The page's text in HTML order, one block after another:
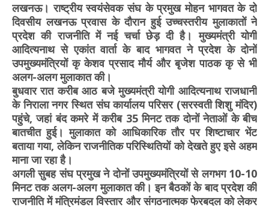
लखनऊ। राष्ट्रीय स्वयंसेवक संघ के प्रमुख मोहन भागवत के दो
दिवसीय लखनऊ प्रवास के दौरान हुई उच्चस्तरीय मुलाकातों ने
प्रदेश की राजनीति में नई चर्चा छेड़ दी है। मुख्यमंत्री योगी
आदित्यनाथ से एकांत वार्ता के बाद भागवत ने प्रदेश के दोनों
उपमुख्यमंत्रियों कृ केशव प्रसाद मौर्य और बृजेश पाठक कृ से भी
अलग-अलग मुलाकात की।
बुधवार रात करीब आठ बजे मुख्यमंत्री योगी आदित्यनाथ राजधानी
के निराला नगर स्थित संघ कार्यालय परिसर (सरस्वती शिशु मंदिर)
पहुंचे, जहां बंद कमरे में करीब 35 मिनट तक दोनों नेताओं के बीच
बातचीत हुई। मुलाकात को आधिकारिक तौर पर शिष्टाचार भेंट
बताया गया, लेकिन राजनीतिक परिस्थितियों को देखते हुए इसे अहम
माना जा रहा है।
अगली सुबह संघ प्रमुख ने दोनों उपमुख्यमंत्रियों से लगभग 10-10
मिनट तक अलग-अलग मुलाकात की। इन बैठकों के बाद प्रदेश की
राजनीति में मंत्रिमंडल विस्तार और संगठनात्मक फेरबदल को लेकर